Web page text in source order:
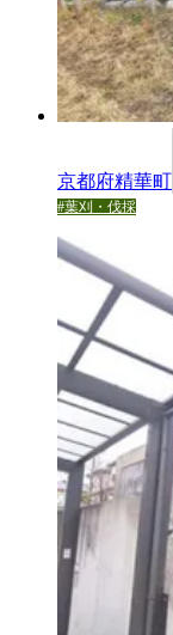
京都府精華町
#葉刈・伐採